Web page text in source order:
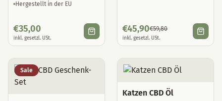
Hergestellt in der EU
€35,00
inkl. gesetzl. USt.
€45,90€59,80
inkl. gesetzl. USt.
Sale
Katzen CBD Öl